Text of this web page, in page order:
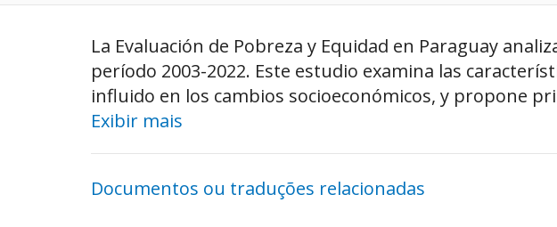
La Evaluación de Pobreza y Equidad en Paraguay
período 2003-2022. Este estudio examina las
influido en los cambios socioeconómicos, y propone
Exibir mais
Documentos ou traduções relacionadas